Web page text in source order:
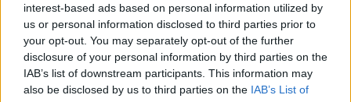
interest-based ads based on personal information utilized by
us or personal information disclosed to third parties prior to
your opt-out. You may separately opt-out of the further
disclosure of your personal information by third parties on the
IAB’s list of downstream participants. This information may
also be disclosed by us to third parties on the IAB’s List of
Με επιτυχίες όπως τα «Thank You»,
«White Flag» και τη θρυλική συνεργασία
της με τον Eminem στο «Stan», η Dido
έγινε μία από τις μεγαλύτερες ποπ σταρ
των 00s
Η πιο δύσκολη στιγμή στη ζωή